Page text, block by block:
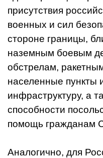
присутствия
военных и сил
стороне границы,
наземным боевым
обстрелам,
населенные пункты
инфраструктуру, а
способности
помощь гражданам
Аналогично, для